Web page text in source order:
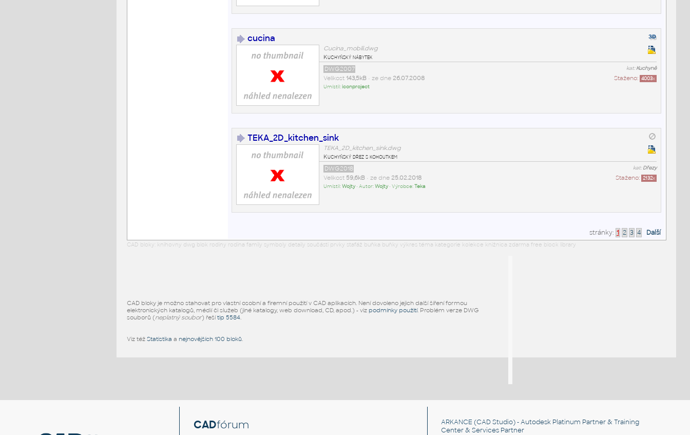
cucina
Cucina_mobili.dwg
Kuchyňský nábytek
kat:Kuchyně
DWG2007
Staženo: 4003x
Velikost 143,5kB• ze dne 26.07.2008
Umístil:iconproject
TEKA_2D_kitchen_sink
TEKA_2D_kitchen_sink.dwg
Kuchyňský dřez s kohoutkem
kat:Dřezy
DWG2018
Staženo: 2132x
Velikost 59,6kB• ze dne 25.02.2018
Umístil:Wojty• Autor:Wojty• Výrobce:Teka
stránky: 1 2 3 4 Další
CAD bloky: knihovny dwg blok rodiny rodina family symboly detaily součásti prvky stafáž buňka buňky výkres téma kategorie kolekce knižnica zdarma free block library
CAD bloky je možno stahovat pro vlastní osobní a firemní použití v CAD aplikacích. Není dovoleno jejich další šíření formou
elektronických katalogů, médií či služeb (jiné katalogy, web download, CD, apod.) - viz podmínky použití. Problém verze DWG
souborů (neplatný soubor) řešítip 5584.
Viz též Statistika a nejnovějších 100 bloků.
CADfórum ARKANCE (CAD Studio) - Autodesk Platinum Partner & Training
Center & Services Partner